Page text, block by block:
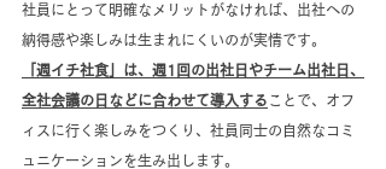
社員にとって明確なメリットがなければ、出社への
納得感や楽しみは生まれにくいのが実情です。
「週イチ社食」は、週1回の出社日やチーム出社日、
全社会議の日などに合わせて導入する ことで、オフ
ィスに行く楽しみをつくり、社員同士の自然なコミ
ュニケーションを生み出します。